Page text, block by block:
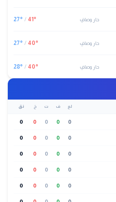
حار وصافٍ 41°
/
27°
حار وصافٍ 40°
/
27°
حار وصافٍ 40°
/
28°
لع ف ت خ نق
0
0
0
0
0
0
0
0
0
0
0
0
0
0
0
0
0
0
0
0
0
0
0
0
0